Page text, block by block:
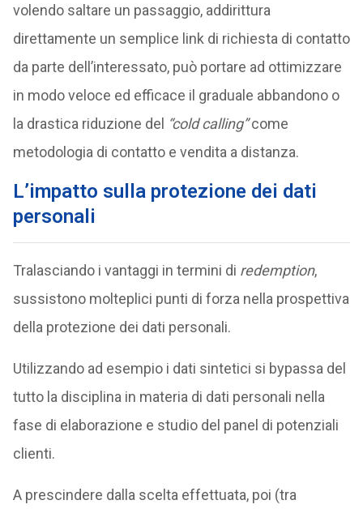
volendo saltare un passaggio, addirittura
direttamente un semplice link di richiesta di contatto
da parte dell’interessato, può portare ad ottimizzare
in modo veloce ed efficace il graduale abbandono o
la drastica riduzione del “cold calling”come
metodologia di contatto e vendita a distanza.
L’impatto sulla protezione dei dati
personali
Tralasciando i vantaggi in termini di redemption,
sussistono molteplici punti di forza nella prospettiva
della protezione dei dati personali.
Utilizzando ad esempio i dati sintetici si bypassa del
tutto la disciplina in materia di dati personali nella
fase di elaborazione e studio del panel di potenziali
clienti.
A prescindere dalla scelta effettuata, poi (tra